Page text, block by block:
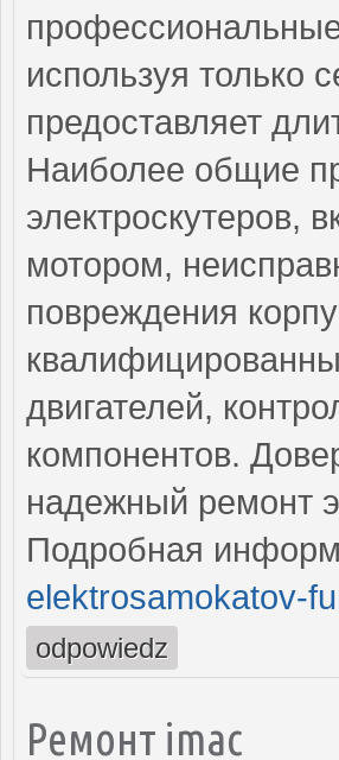
используя только
предоставляет
Наиболее общие
электроскутеров,
мотором,
повреждения
двигателей,
компонентов.
надежный ремонт
Подробная
elektrosamokatov-
odpowiedz
Ремонт imac